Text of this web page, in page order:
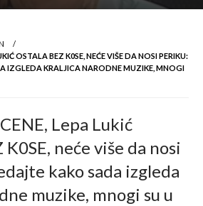
OSTALA BEZ K0SE, NEĆE VIŠE DA NOSI PERIKU:
IZGLEDA KRALJICA NARODNE MUZIKE, MNOGI
Lepa Lukić
K0SE, neće više da nosi
kako sada izgleda
muzike, mnogi su u